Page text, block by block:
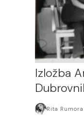
Izložba
Rita